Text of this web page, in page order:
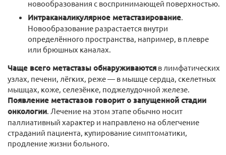
новообразования с воспринимающей поверхностью.
Интраканаликулярное метастазирование.
Новообразование разрастается внутри
определённого пространства, например, в плевре
или брюшных каналах.
Чаще всего метастазы обнаруживаются в лимфатических
узлах, печени, лёгких, реже — в мышце сердца, скелетных
мышцах, коже, селезёнке, поджелудочной железе.
Появление метастазов говорит о запущенной стадии
онкологии. Лечение на этом этапе обычно носит
паллиативный характер и направлено на облегчение
страданий пациента, купирование симптоматики,
продление жизни больного.